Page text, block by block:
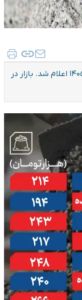
قیمت سیمان عمده امروز ۲۴ اردیبهشت ۱۴۰۵ اعلام شد. بازار در